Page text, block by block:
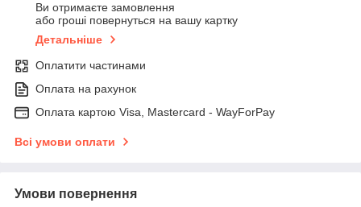
Ви отримаєте замовлення
або гроші повернуться на вашу картку
Детальніше
Оплатити частинами
Оплата на рахунок
Оплата картою Visa, Mastercard - WayForPay
Всі умови оплати
Умови повернення